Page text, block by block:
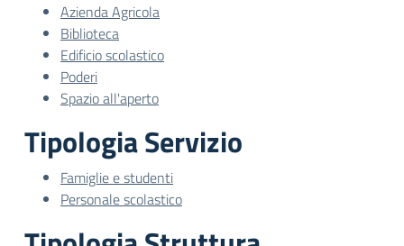
Azienda Agricola
Biblioteca
Edificio scolastico
Poderi
Spazio all'aperto
Tipologia Servizio
Famiglie e studenti
Personale scolastico